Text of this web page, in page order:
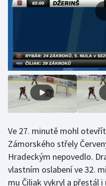
Plážový volejbal
Rychlobruslení
Rychlostní kanoistika
Short track
Sportovní střelba
Stolní tenis
Triatlon
Ve 27. minutě mohl
Zámorského střely
Hradeckým nepovedlo.
vlastním oslabení ve 32.
mu Čiliak vykryl a přestál